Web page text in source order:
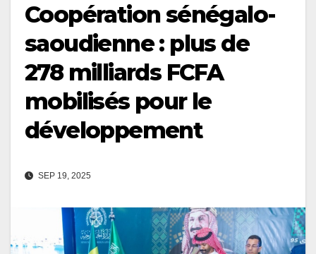
Coopération sénégalo-
saoudienne : plus de
278 milliards FCFA
mobilisés pour le
développement
SEP 19, 2025